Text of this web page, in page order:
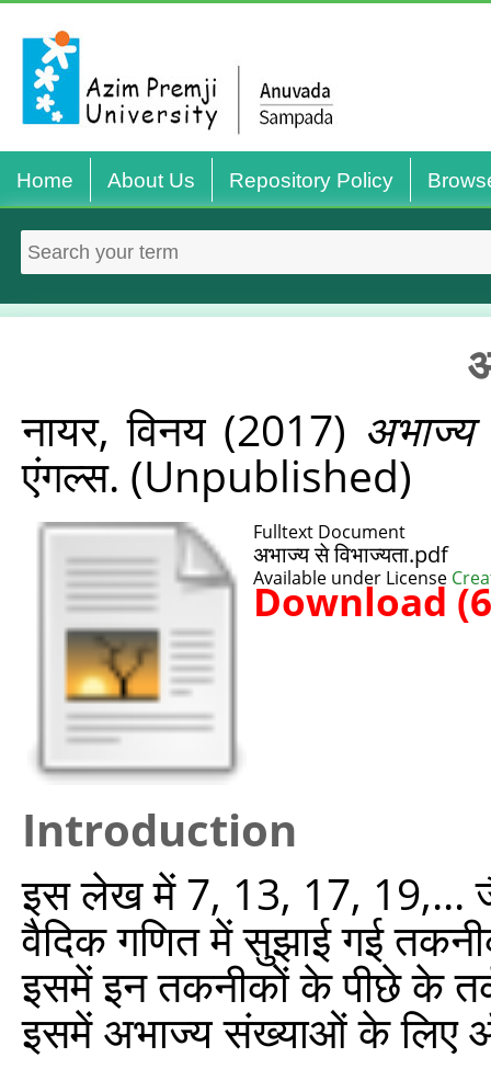
Home About Us Repository Policy
नायर, विनय (2017) अभाज्य
एंगल्स. (Unpublished)
Fulltext Document
अभाज्य से विभाज्यता.pdf
Available under License
Download
Introduction
इस लेख में 7, 13, 17, 19,...
वैदिक गणित में सुझाई गई
इसमें इन तकनीकों के पीछे के
इसमें अभाज्य संख्याओं के लिए